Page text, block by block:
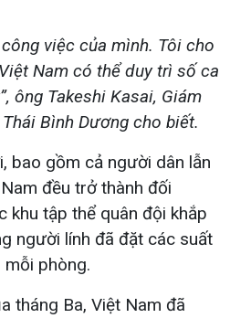
việc của mình. Tôi cho
Nam có thể duy trì số ca
ông Takeshi Kasai, Giám
Bình Dương cho biết.
bao gồm cả người dân lẫn
đều trở thành đối
khu tập thể quân đội khắp
người lính đã đặt các suất
phòng.
tháng Ba, Việt Nam đã